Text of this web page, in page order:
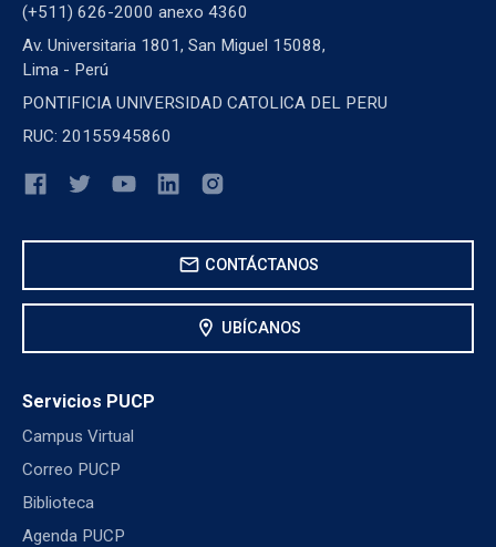
(+511) 626-2000 anexo 4360
Av. Universitaria 1801, San Miguel 15088,
Lima - Perú
PONTIFICIA UNIVERSIDAD CATOLICA DEL PERU
RUC: 20155945860
mail CONTÁCTANOS
location_on UBÍCANOS
Servicios PUCP
Campus Virtual
Correo PUCP
Biblioteca
Agenda PUCP